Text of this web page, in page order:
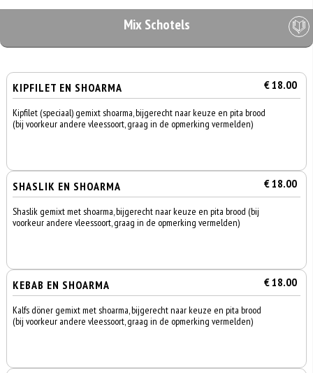
Mix Schotels
KIPFILET EN SHOARMA € 18.00
Kipfilet (speciaal) gemixt shoarma, bijgerecht naar keuze en pita brood
(bij voorkeur andere vleessoort, graag in de opmerking vermelden)
SHASLIK EN SHOARMA € 18.00
Shaslik gemixt met shoarma, bijgerecht naar keuze en pita brood (bij
voorkeur andere vleessoort, graag in de opmerking vermelden)
KEBAB EN SHOARMA € 18.00
Kalfs döner gemixt met shoarma, bijgerecht naar keuze en pita brood
(bij voorkeur andere vleessoort, graag in de opmerking vermelden)